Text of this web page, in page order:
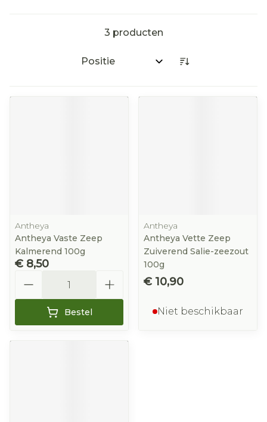
3 producten
Sorteer op:
Antheya
Antheya Vaste Zeep
Kalmerend 100g
€ 8,50
Bestel
Antheya
Antheya Vette Zeep
Zuiverend Salie-zeezout
100g
€ 10,90
Niet beschikbaar